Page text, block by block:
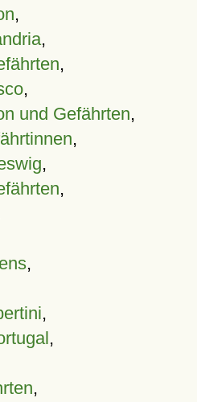
,
,
,
,
und Gefährten,
,
,
,
,
,
,
,